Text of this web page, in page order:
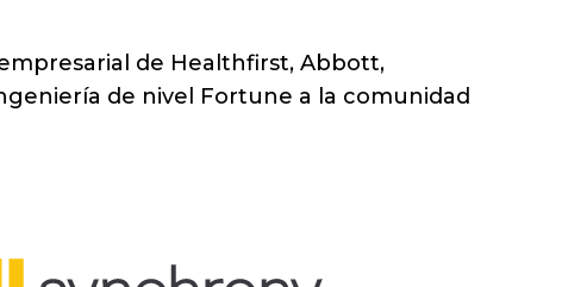
de Healthfirst, Abbott,
de nivel Fortune a la comunidad